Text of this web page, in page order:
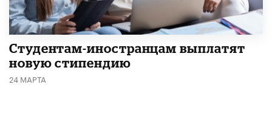
Студентам-иностранцам выплатят
новую стипендию
24 МАРТА